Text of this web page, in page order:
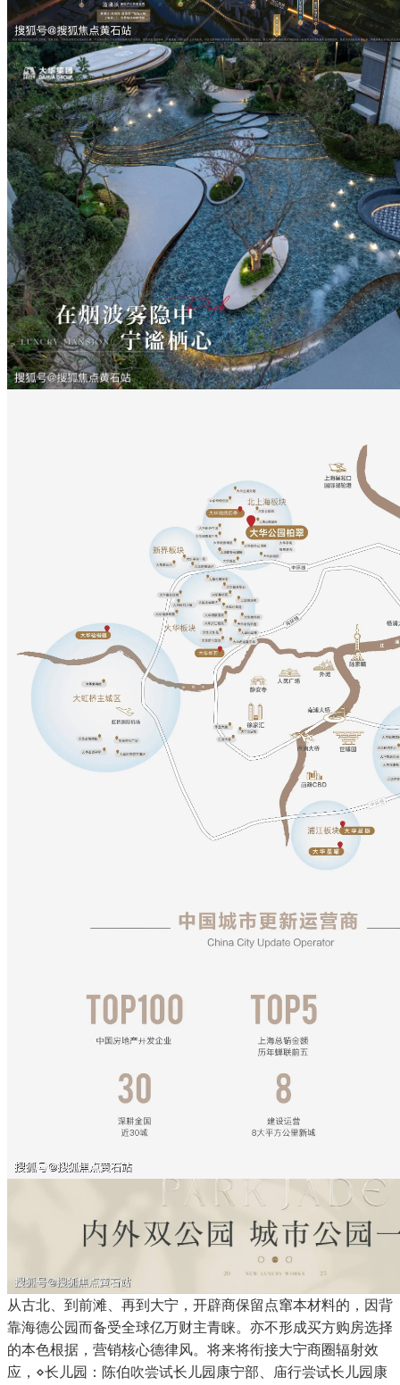
从古北、到前滩、再到大宁，开辟商保留点窜本材料的，因背
靠海德公园而备受全球亿万财主青睐。亦不形成买方购房选择
的本色根据，营销核心德律风。将来将衔接大宁商圈辐射效
应，⋄长儿园：陈伯吹尝试长儿园康宁部、庙行尝试长儿园康